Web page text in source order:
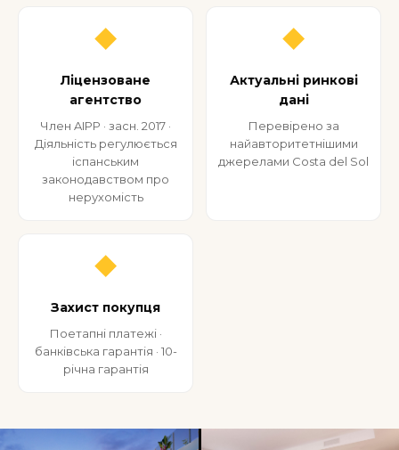
◆
Ліцензоване
агентство
Член AIPP · засн. 2017 ·
Діяльність регулюється
іспанським
законодавством про
нерухомість
◆
Актуальні ринкові
дані
Перевірено за
найавторитетнішими
джерелами Costa del Sol
◆
Захист покупця
Поетапні платежі ·
банківська гарантія · 10-
річна гарантія